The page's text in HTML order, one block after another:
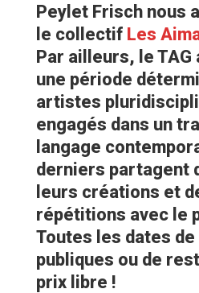
Peylet Frisch nous
le collectif Les
Par ailleurs, le
une période
artistes
engagés dans un
langage
derniers partagent
leurs créations et
répétitions avec le
Toutes les dates
publiques ou de
prix libre !